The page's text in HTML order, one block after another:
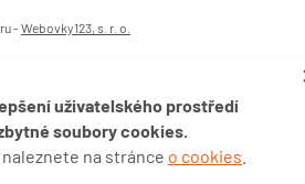
-Webovky123, s. r. o.
uživatelského prostředí
soubory cookies.
na stránce o cookies